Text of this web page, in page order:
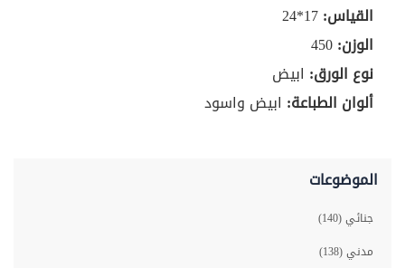
القياس:17*24
الوزن:450
نوع الورق: ابيض
ألوان الطباعة: ابيض واسود
الموضوعات
جنائي (140)
مدني (138)